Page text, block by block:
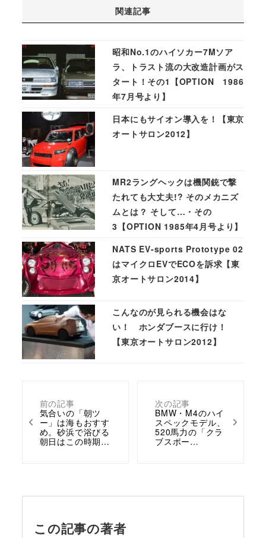
前の記事
気合いの「朝ツ
ー」は海もおすす
め。砂浜で浴びる
朝日はこの時期…
次の記事
BMW・M4のハイ
スペックモデル、
520馬力の「クラ
ブスポー…
関連記事
昭和No.1のハイソカー7Mソア
ラ、トラスト流の大改造計画がス
タート！その1【OPTION 1986
年7月号より】
日本にもサイオン導入を！【東京
オートサロン2012】
MR2ラングヘックは機関銃で撃
たれても大丈夫!? そのメカニズ
ムとは？ そして…・その
3【OPTION 1985年4月号より】
NATS EV-sports Prototype 02
はマイクロEVでECOを訴求【東
京オートサロン2014】
こんなのが見られる機会はな
い！ ホンダブースに行け！
【東京オートサロン2012】
この記事の著者